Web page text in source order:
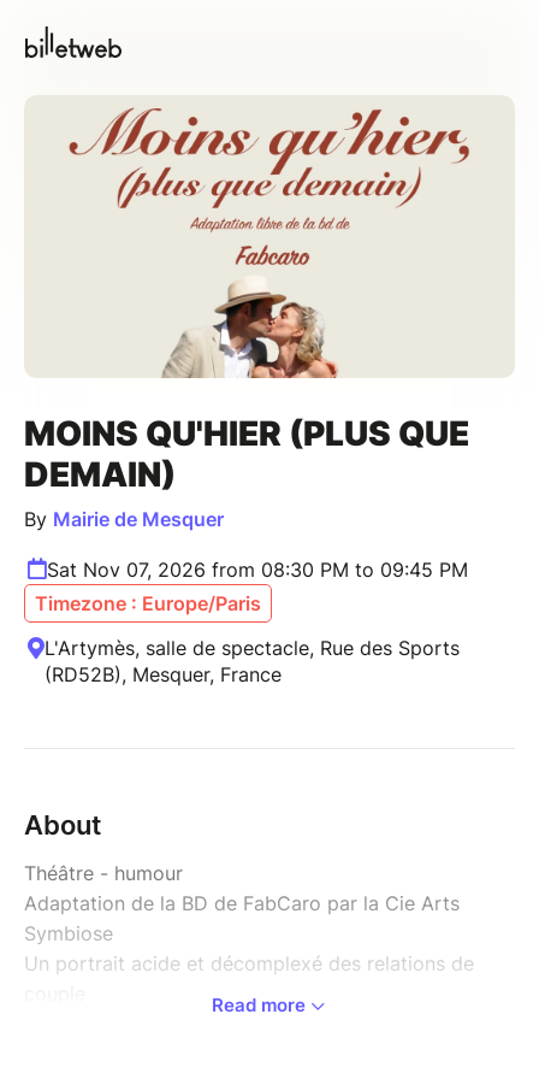
MOINS QU'HIER (PLUS QUE
DEMAIN)
By Mairie de Mesquer
Sat Nov 07, 2026 from 08:30 PM to 09:45 PM
Timezone : Europe/Paris
L'Artymès, salle de spectacle, Rue des Sports
(RD52B), Mesquer, France
About
Théâtre - humour
Adaptation de la BD de FabCaro par la Cie Arts
Symbiose
Un portrait acide et décomplexé des relations de
Read more